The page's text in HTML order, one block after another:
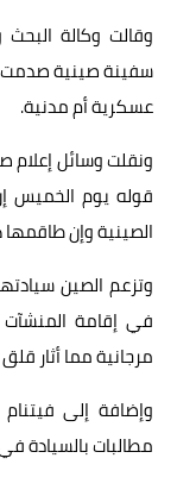
وقالت وكالة البحث
سفينة صينية صدمت
عسكرية أم مدنية.
ونقلت وسائل إعلام
قوله يوم الخميس
الصينية وإن
في إقامة
مرجانية مما أثار
وإضافة إلى
مطالبات بالسيادة